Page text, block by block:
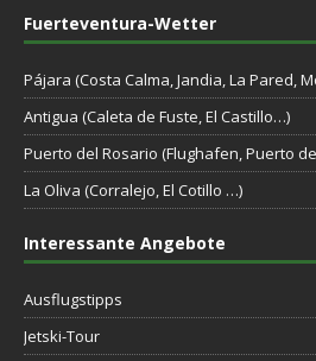
Fuerteventura-Wetter
Pájara (Costa Calma, Jandia, La Pared,
Antigua (Caleta de Fuste, El Castillo…)
Puerto del Rosario (Flughafen, Puerto
La Oliva (Corralejo, El Cotillo …)
Interessante Angebote
Ausflugstipps
Jetski-Tour